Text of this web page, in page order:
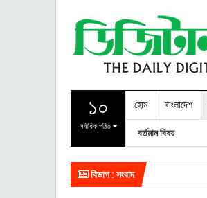
১০
সর্বাধিক পঠিত
হোম বাংলাদেশ
বর্তমান বিষয়
বিভাগ : সংবাদ